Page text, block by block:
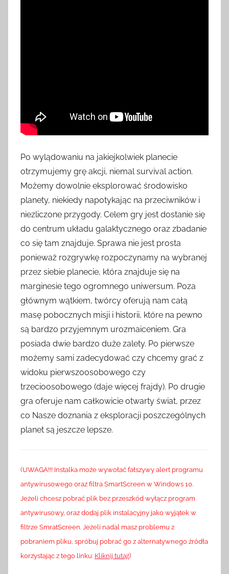
Po wylądowaniu na jakiejkolwiek planecie
otrzymujemy grę akcji, niemal survival action.
Możemy dowolnie eksplorować środowisko
planety, niekiedy napotykając na przeciwników i
niezliczone przygody. Celem gry jest dostanie się
do centrum układu galaktycznego oraz zbadanie
co się tam znajduje. Sprawa nie jest prosta
ponieważ rozgrywkę rozpoczynamy na wybranej
przez siebie planecie, która znajduje się na
marginesie tego ogromnego uniwersum. Poza
głównym wątkiem, twórcy oferują nam całą
masę pobocznych misji i historii, które na pewno
są bardzo przyjemnym urozmaiceniem. Gra
posiada dwie bardzo duże zalety. Po pierwsze
możemy sami zadecydować czy chcemy grać z
widoku pierwszoosobowego czy
trzecioosobowego (daje więcej frajdy). Po drugie
gra oferuje nam całkowicie otwarty świat, przez
co Nasze doznania z eksploracji poszczególnych
planet są jeszcze lepsze.
(UWAGA!!! Instalka może wywołać fałszywy alert programu
antywirusowego oraz filtra SmartScreen w Windows 10.
Jeżeli chcesz pobrać plik bez przeszkód wyłącz program
antywirusowy, oraz dodaj plik instalacyjny jako wyjątek w
filtrze SmratScreen. Jeżeli nadal masz problemu z
pobraniem pliku, spróbuj pobrać go z alternatywnego źródła
korzystając z tego linku: Kliknij tutaj!)